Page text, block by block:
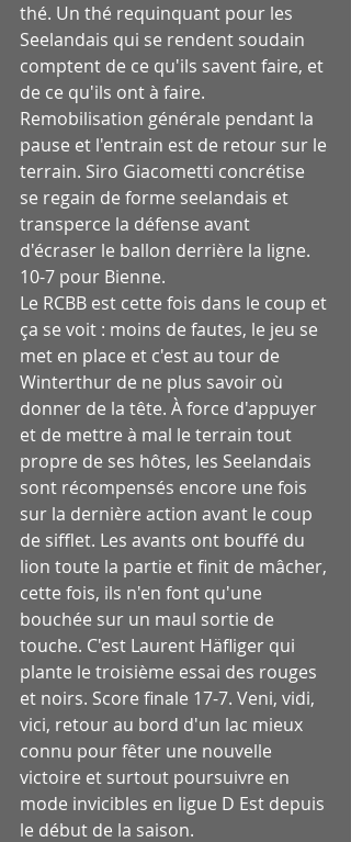
thé. Un thé requinquant pour les
Seelandais qui se rendent soudain
comptent de ce qu'ils savent faire, et
de ce qu'ils ont à faire.
Remobilisation générale pendant la
pause et l'entrain est de retour sur le
terrain. Siro Giacometti concrétise
se regain de forme seelandais et
transperce la défense avant
d'écraser le ballon derrière la ligne.
10-7 pour Bienne.
Le RCBB est cette fois dans le coup et
ça se voit : moins de fautes, le jeu se
met en place et c'est au tour de
Winterthur de ne plus savoir où
donner de la tête. À force d'appuyer
et de mettre à mal le terrain tout
propre de ses hôtes, les Seelandais
sont récompensés encore une fois
sur la dernière action avant le coup
de sifflet. Les avants ont bouffé du
lion toute la partie et finit de mâcher,
cette fois, ils n'en font qu'une
bouchée sur un maul sortie de
touche. C'est Laurent Häfliger qui
plante le troisième essai des rouges
et noirs. Score finale 17-7. Veni, vidi,
vici, retour au bord d'un lac mieux
connu pour fêter une nouvelle
victoire et surtout poursuivre en
mode invicibles en ligue D Est depuis
le début de la saison.